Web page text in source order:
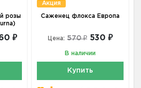
розы
₽
Акция
Саженец флокса Европа
Цена: 570 ₽ 530 ₽
В наличии
Купить